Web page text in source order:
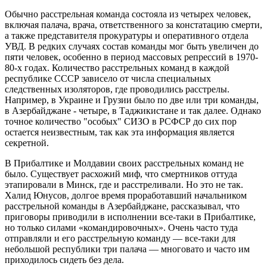
Обычно расстрельная команда состояла из четырех человек,
включая палача, врача, ответственного за констатацию смерти,
а также представителя прокуратуры и оперативного отдела
УВД. В редких случаях состав команды мог быть увеличен до
пяти человек, особенно в период массовых репрессий в 1970-
80-х годах. Количество расстрельных команд в каждой
республике СССР зависело от числа специальных
следственных изоляторов, где проводились расстрелы.
Например, в Украине и Грузии было по две или три команды,
в Азербайджане - четыре, в Таджикистане и так далее. Однако
точное количество "особых" СИЗО в РСФСР до сих пор
остается неизвестным, так как эта информация является
секретной.
В Прибалтике и Молдавии своих расстрельных команд не
было. Существует расхожий миф, что смертников оттуда
этапировали в Минск, где и расстреливали. Но это не так.
Халид Юнусов, долгое время проработавший начальником
расстрельной команды в Азербайджане, рассказывал, что
приговоры приводили в исполнении все-таки в Прибалтике,
но только силами «командировочных». Очень часто туда
отправляли и его расстрельную команду — все-таки для
небольшой республики три палача — многовато и часто им
приходилось сидеть без дела.